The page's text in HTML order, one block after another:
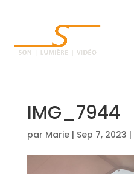
IMG_7944
par Marie| Sep 7, 2023 |